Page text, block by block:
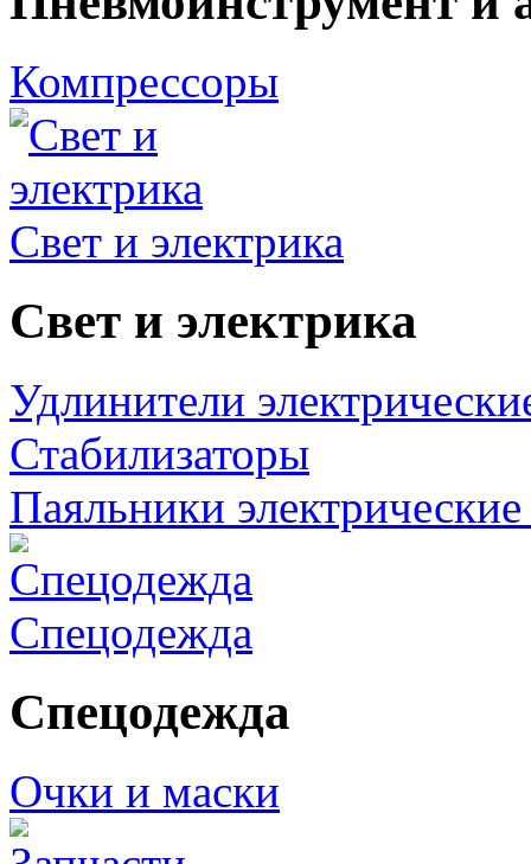
Компрессоры
Свет и электрика
Свет и электрика
Удлинители
Стабилизаторы
Паяльники
Спецодежда
Спецодежда
Очки и маски